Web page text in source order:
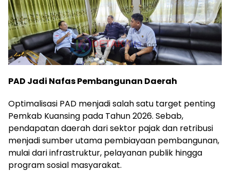
PAD Jadi Nafas Pembangunan Daerah
Optimalisasi PAD menjadi salah satu target penting
Pemkab Kuansing pada Tahun 2026. Sebab,
pendapatan daerah dari sektor pajak dan retribusi
menjadi sumber utama pembiayaan pembangunan,
mulai dari infrastruktur, pelayanan publik hingga
program sosial masyarakat.